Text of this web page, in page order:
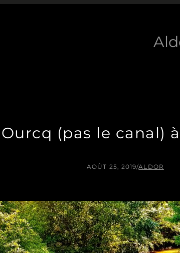
(pas le canal)
AOÛT 25, 2019/ALDOR